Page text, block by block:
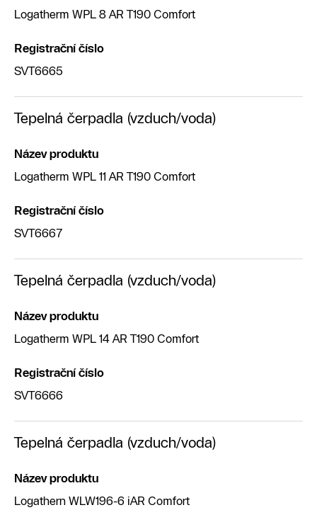
Logatherm WPL 8 AR T190 Comfort
Registrační číslo
SVT6665
Tepelná čerpadla (vzduch/voda)
Název produktu
Logatherm WPL 11 AR T190 Comfort
Registrační číslo
SVT6667
Tepelná čerpadla (vzduch/voda)
Název produktu
Logatherm WPL 14 AR T190 Comfort
Registrační číslo
SVT6666
Tepelná čerpadla (vzduch/voda)
Název produktu
Logathern WLW196-6 iAR Comfort